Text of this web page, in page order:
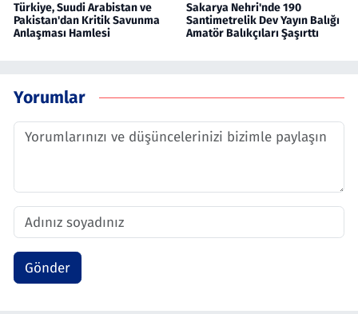
Türkiye, Suudi Arabistan ve
Pakistan'dan Kritik Savunma
Anlaşması Hamlesi
Sakarya Nehri'nde 190
Santimetrelik Dev Yayın Balığı
Amatör Balıkçıları Şaşırttı
Yorumlar
Gönder